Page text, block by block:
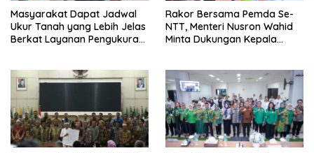
Masyarakat Dapat Jadwal
Ukur Tanah yang Lebih Jelas
Berkat Layanan Pengukuran
Rakor Bersama Pemda Se-
NTT, Menteri Nusron Wahid
Minta Dukungan Kepala
Pertanahan